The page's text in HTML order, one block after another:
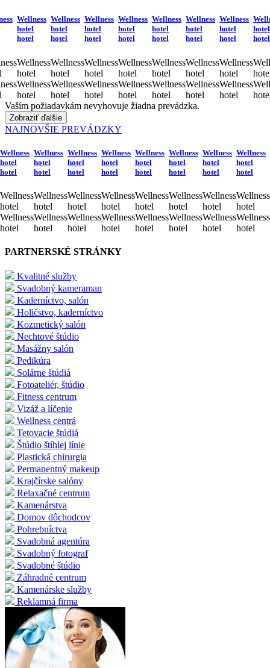
Wellness
hotel
hotel
Wellness
hotel
Wellness
hotel
Wellness
hotel
hotel
Wellness
hotel
Wellness
hotel
Wellness
hotel
hotel
Wellness
hotel
Wellness
hotel
Wellness
hotel
hotel
Wellness
hotel
Wellness
hotel
Wellness
hotel
hotel
Wellness
hotel
Wellness
hotel
Wellness
hotel
hotel
Wellness
hotel
Wellness
hotel
Wellness
hotel
hotel
Wellness
hotel
Wellness
hotel
hotel
hotel
Vaším požiadavkám nevyhovuje žiadna prevádzka.
Zobraziť ďalšie
NAJNOVŠIE PREVÁDZKY
Wellness
hotel
hotel
Wellness
hotel
Wellness
hotel
Wellness
hotel
hotel
Wellness
hotel
Wellness
hotel
Wellness
hotel
hotel
Wellness
hotel
Wellness
hotel
Wellness
hotel
hotel
Wellness
hotel
Wellness
hotel
Wellness
hotel
hotel
Wellness
hotel
Wellness
hotel
Wellness
hotel
hotel
Wellness
hotel
Wellness
hotel
Wellness
hotel
hotel
Wellness
hotel
Wellness
hotel
Wellness
hotel
hotel
Wellness
hotel
Wellness
hotel
PARTNERSKÉ STRÁNKY
Kvalitné služby
Svadobný kameraman
Kaderníctvo, salón
Holičstvo, kaderníctvo
Kozmetický salón
Nechtové štúdio
Masážny salón
Pedikúra
Solárne štúdiá
Fotoateliér, štúdio
Fitness centrum
Vizáž a líčenie
Wellness centrá
Tetovacie štúdiá
Štúdio štíhlej línie
Plastická chirurgia
Permanentný makeup
Krajčírske salóny
Relaxačné centrum
Kamenárstva
Domov dôchodcov
Pohrebníctva
Svadobná agentúra
Svadobný fotograf
Svadobné štúdio
Záhradné centrum
Kamenárske služby
Reklamná firma